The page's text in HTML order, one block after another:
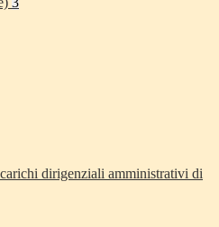
dirigenziali amministrativi di